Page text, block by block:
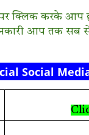
क्लिक करके आप
आप तक
Social